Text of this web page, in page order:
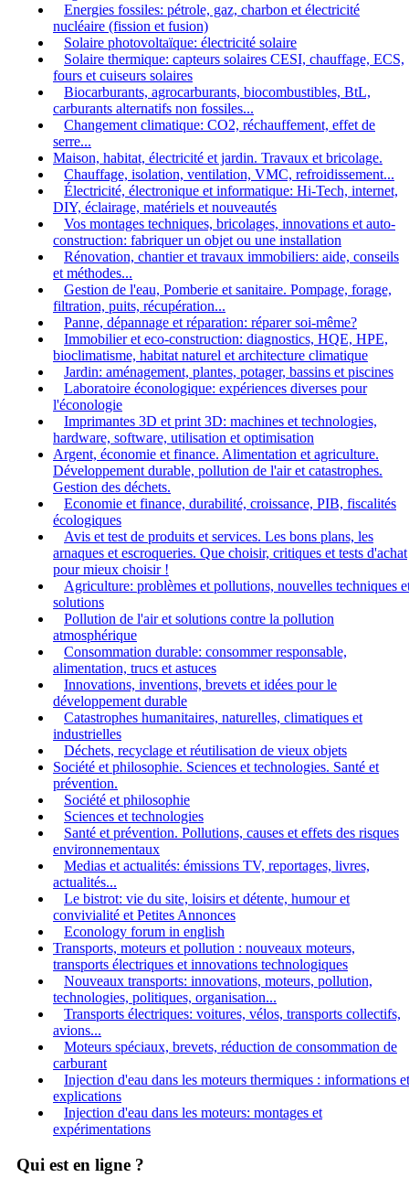
Energies fossiles: pétrole, gaz, charbon et électricité
nucléaire (fission et fusion)
Solaire photovoltaïque: électricité solaire
Solaire thermique: capteurs solaires CESI, chauffage, ECS,
fours et cuiseurs solaires
Biocarburants, agrocarburants, biocombustibles, BtL,
carburants alternatifs non fossiles...
Changement climatique: CO2, réchauffement, effet de
serre...
Maison, habitat, électricité et jardin. Travaux et bricolage.
Chauffage, isolation, ventilation, VMC, refroidissement...
Électricité, électronique et informatique: Hi-Tech, internet,
DIY, éclairage, matériels et nouveautés
Vos montages techniques, bricolages, innovations et auto-
construction: fabriquer un objet ou une installation
Rénovation, chantier et travaux immobiliers: aide, conseils
et méthodes...
Gestion de l'eau, Pomberie et sanitaire. Pompage, forage,
filtration, puits, récupération...
Panne, dépannage et réparation: réparer soi-même?
Immobilier et eco-construction: diagnostics, HQE, HPE,
bioclimatisme, habitat naturel et architecture climatique
Jardin: aménagement, plantes, potager, bassins et piscines
Laboratoire éconologique: expériences diverses pour
l'éconologie
Imprimantes 3D et print 3D: machines et technologies,
hardware, software, utilisation et optimisation
Argent, économie et finance. Alimentation et agriculture.
Développement durable, pollution de l'air et catastrophes.
Gestion des déchets.
Economie et finance, durabilité, croissance, PIB, fiscalités
écologiques
Avis et test de produits et services. Les bons plans, les
arnaques et escroqueries. Que choisir, critiques et tests d'achat
pour mieux choisir !
Agriculture: problèmes et pollutions, nouvelles techniques
solutions
Pollution de l'air et solutions contre la pollution
atmosphérique
Consommation durable: consommer responsable,
alimentation, trucs et astuces
Innovations, inventions, brevets et idées pour le
développement durable
Catastrophes humanitaires, naturelles, climatiques et
industrielles
Déchets, recyclage et réutilisation de vieux objets
Société et philosophie. Sciences et technologies. Santé et
prévention.
Société et philosophie
Sciences et technologies
Santé et prévention. Pollutions, causes et effets des risques
environnementaux
Medias et actualités: émissions TV, reportages, livres,
actualités...
Le bistrot: vie du site, loisirs et détente, humour et
convivialité et Petites Annonces
Econology forum in english
Transports, moteurs et pollution : nouveaux moteurs,
transports électriques et innovations technologiques
Nouveaux transports: innovations, moteurs, pollution,
technologies, politiques, organisation...
Transports électriques: voitures, vélos, transports collectifs,
avions...
Moteurs spéciaux, brevets, réduction de consommation de
carburant
Injection d'eau dans les moteurs thermiques : informations et
explications
Injection d'eau dans les moteurs: montages et
expérimentations
Qui est en ligne ?